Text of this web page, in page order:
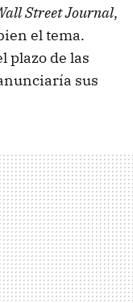
Street Journal,
el tema.
plazo de las
sus